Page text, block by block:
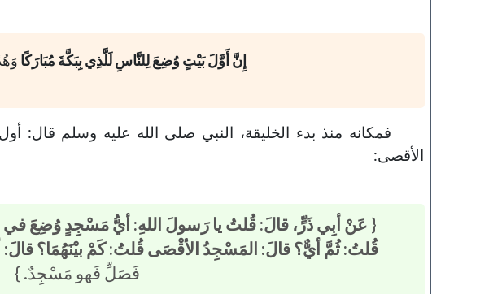
إِنَّ أَوَّلَ بَيْتٍ وُضِعَ لِلنَّاسِ لَلَّذِي بِبَكَّةَ مُبَارَكًا
فمكانه منذ بدء الخليقة، النبي صلى الله عليه وسلم
الأقصى:
{ عَنْ أبِي ذَرٍّ، قالَ: قُلتُ يا رَسولَ اللهِ: أيُّ مَسْجِدٍ وُضِعَ في
قُلتُ: ثُمَّ أيٌّ؟ قالَ: المَسْجِدُ الأقْصَى قُلتُ: كَمْ بيْنَهُمَا؟ قالَ:
فَصَلِّ فَهو مَسْجِدٌ. }